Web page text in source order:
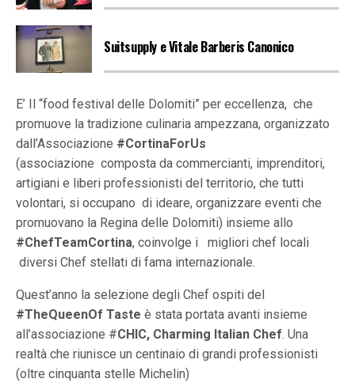
Suitsupply e Vitale Barberis Canonico
E’ Il “food festival delle Dolomiti” per eccellenza, che
promuove la tradizione culinaria ampezzana, organizzato
dall’Associazione #CortinaForUs
(associazione composta da commercianti, imprenditori,
artigiani e liberi professionisti del territorio, che tutti
volontari, si occupano di ideare, organizzare eventi che
promuovano la Regina delle Dolomiti) insieme allo
#ChefTeamCortina, coinvolge i migliori chef locali
diversi Chef stellati di fama internazionale.
Quest’anno la selezione degli Chef ospiti del
#TheQueenOf Taste è stata portata avanti insieme
all’associazione #CHIC, Charming Italian Chef. Una
realtà che riunisce un centinaio di grandi professionisti
(oltre cinquanta stelle Michelin)